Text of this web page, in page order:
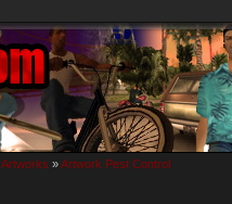
Artworks »Artwork Pest Control